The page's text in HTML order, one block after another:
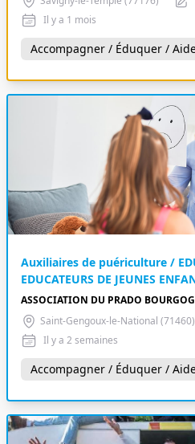
Il y a 1 mois
Accompagner / Éduquer /
Auxiliaires de puériculture /
EDUCATEURS DE JEUNES
ASSOCIATION DU PRADO
Saint-Gengoux-le-National (71460)
Il y a 2 semaines
Accompagner / Éduquer /